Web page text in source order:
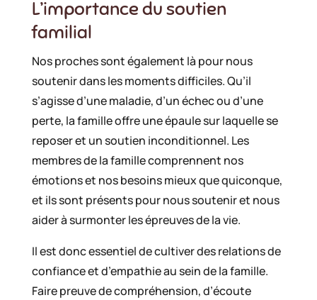
L’importance du soutien
familial
Nos proches sont également là pour nous
soutenir dans les moments difficiles. Qu’il
s’agisse d’une maladie, d’un échec ou d’une
perte, la famille offre une épaule sur laquelle se
reposer et un soutien inconditionnel. Les
membres de la famille comprennent nos
émotions et nos besoins mieux que quiconque,
et ils sont présents pour nous soutenir et nous
aider à surmonter les épreuves de la vie.
Il est donc essentiel de cultiver des relations de
confiance et d’empathie au sein de la famille.
Faire preuve de compréhension, d’écoute